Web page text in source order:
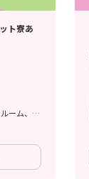
ト寮あ
検査、梱包・仕分け、マシンオペレーター、クリーンルーム、フォークリフト、その他